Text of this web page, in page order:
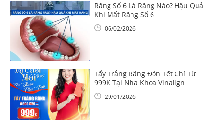
Răng Số 6 Là Răng Nào? Hậu Quả
Khi Mất Răng Số 6
06/02/2026
Tẩy Trắng Răng Đón Tết Chỉ Từ
999K Tại Nha Khoa Vinalign
29/01/2026